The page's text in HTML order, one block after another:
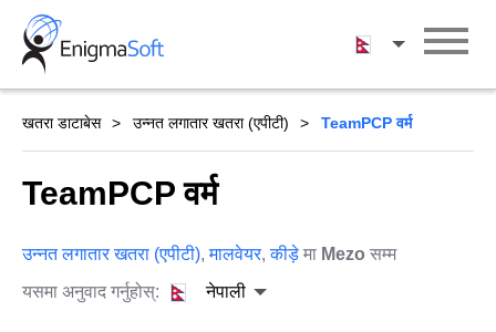
Skip
content
नेपाली
खतरा डाटाबेस उन्नत लगातार खतरा (एपीटी) TeamPCP वर्म
TeamPCP वर्म
उन्नत लगातार खतरा (एपीटी),मालवेयर,कीड़े मा Mezo सम्म
यसमा अनुवाद गर्नुहोस्:
नेपाली